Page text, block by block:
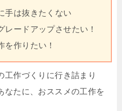
手は抜きたくない
レードアップさせたい！
を作りたい！
工作づくりに行き詰まり
なたに、おススメの工作を